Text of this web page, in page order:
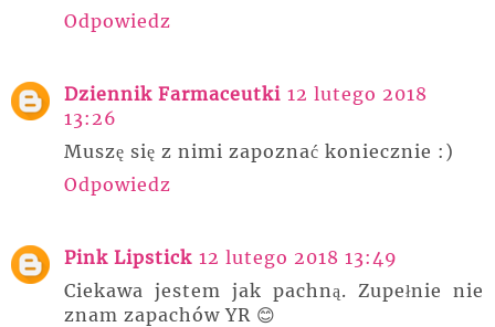
Odpowiedz
Dziennik Farmaceutki 12 lutego 2018
13:26
Muszę się z nimi zapoznać koniecznie :)
Odpowiedz
Pink Lipstick 12 lutego 2018 13:49
Ciekawa jestem jak pachną. Zupełnie nie
znam zapachów YR 😊